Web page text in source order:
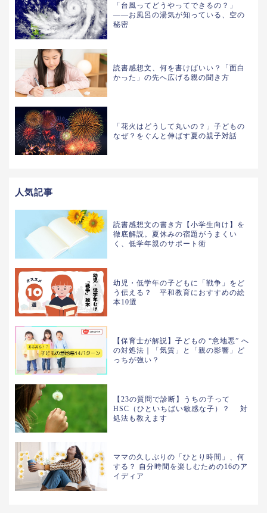
「台風ってどうやってできるの？」
——お風呂の湯気が知っている、空の
秘密
読書感想文、何を書けばいい？「面白
かった」の先へ広げる親の聞き方
「花火はどうして丸いの？」子どもの
なぜ？をぐんと伸ばす夏の親子対話
人気記事
読書感想文の書き方【小学生向け】を
徹底解説。夏休みの宿題がうまくい
く、低学年親のサポート術
幼児・低学年の子どもに「戦争」をど
う伝える？ 平和教育におすすめの絵
本10選
【保育士が解説】子どもの “意地悪” へ
の対処法｜「気質」と「親の影響」ど
っちが強い？
【23の質問で診断】うちの子って
HSC（ひといちばい敏感な子）？ 対
処法も教えます
ママの久しぶりの「ひとり時間」、何
する？ 自分時間を楽しむための16のア
イディア